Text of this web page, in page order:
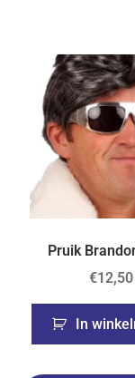
Pruik
€12,50
In